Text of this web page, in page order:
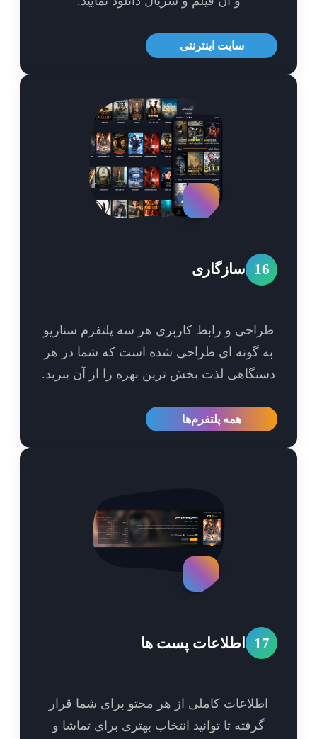
سایت اینترنتی
سازگاری
و رابط کاربری هر سه پلتفرم سناریو
گونه ای طراحی شده است که شما در هر
لذت بخش ترین بهره را از آن ببرید.
همه پلتفرم‌ها
اطلاعات پست ها
کاملی از هر محتو برای شما قرار
گرفته تا توانید انتخاب بهتری برای تماشا و